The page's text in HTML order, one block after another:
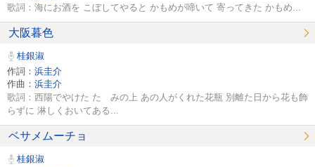
歌詞：海にお酒を こぼしてやると かもめが啼いて 寄ってきた かもめ...
大阪暮色
桂銀淑
作詞： 浜圭介
作曲： 浜圭介
歌詞：西陽でやけた たゝみの上 あの人がくれた花瓶 別離た日から花も飾
らずに 淋しくおいてある...
ベサメムーチョ
桂銀淑